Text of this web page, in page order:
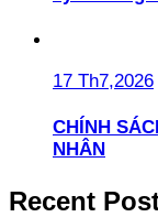
17 Th7,2026
CHÍNH
NHÂN
Recent